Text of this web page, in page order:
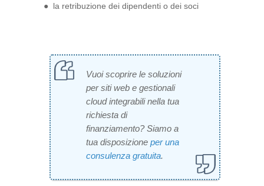
la retribuzione dei dipendenti o dei soci
Vuoi scoprire le soluzioni
per siti web e gestionali
cloud integrabili nella tua
richiesta di
finanziamento? Siamo a
tua disposizione per una
consulenza gratuita.